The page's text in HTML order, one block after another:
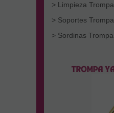
> Limpieza Trompa
> Soportes Trompa
> Sordinas Trompa